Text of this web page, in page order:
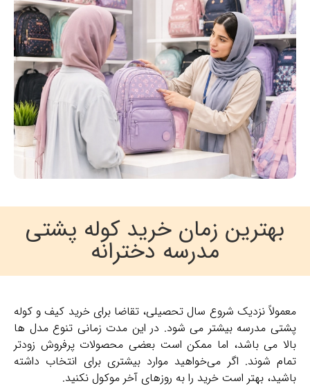
بهترین زمان خرید کوله پشتی
مدرسه دخترانه
معمولاً نزدیک شروع سال تحصیلی، تقاضا برای خرید کیف و کوله
پشتی مدرسه بیشتر می‌ شود. در این مدت زمانی تنوع مدل‌ ها
بالا می باشد، اما ممکن است بعضی محصولات پرفروش زودتر
تمام شوند. اگر می‌خواهید موارد بیشتری برای انتخاب داشته
باشید، بهتر است خرید را به روزهای آخر موکول نکنید.